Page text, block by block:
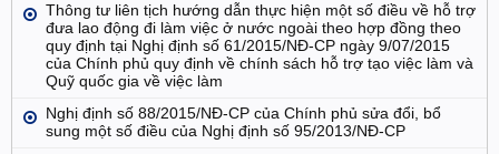
Thông tư liên tịch hướng dẫn thực hiện một số điều về hỗ trợ
đưa lao động đi làm việc ở nước ngoài theo hợp đồng theo
quy định tại Nghị định số 61/2015/NĐ-CP ngày 9/07/2015
của Chính phủ quy định về chính sách hỗ trợ tạo việc làm và
Quỹ quốc gia về việc làm
Nghị định số 88/2015/NĐ-CP của Chính phủ sửa đổi, bổ
sung một số điều của Nghị định số 95/2013/NĐ-CP